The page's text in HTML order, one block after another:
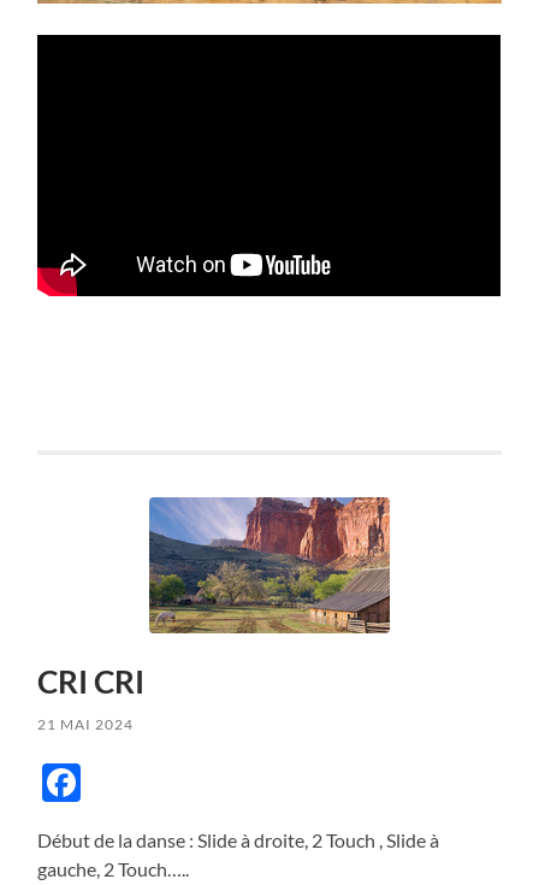
CRI CRI
21 MAI 2024
Début de la danse : Slide à droite, 2 Touch , Slide à
gauche, 2 Touch…..